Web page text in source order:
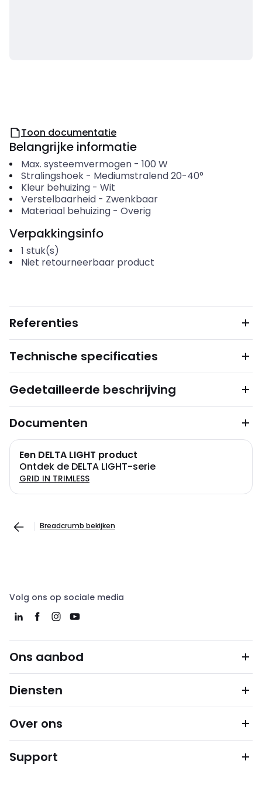
Toon documentatie
Belangrijke informatie
Max. systeemvermogen- 100 W
Stralingshoek- Mediumstralend 20-40°
Kleur behuizing- Wit
Verstelbaarheid- Zwenkbaar
Materiaal behuizing- Overig
Verpakkingsinfo
1 stuk(s)
Niet retourneerbaar product
Referenties
Technische specificaties
Gedetailleerde beschrijving
Documenten
Een DELTA LIGHT product
Ontdek de DELTA LIGHT-serie
GRID IN TRIMLESS
Breadcrumb bekijken
Volg ons op sociale media
Ons aanbod
Diensten
Over ons
Support